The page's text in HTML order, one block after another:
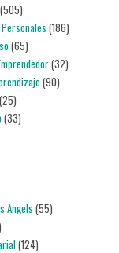
(186)
(65)
(32)
(90)
(25)
(33)
Angels (55)
(124)